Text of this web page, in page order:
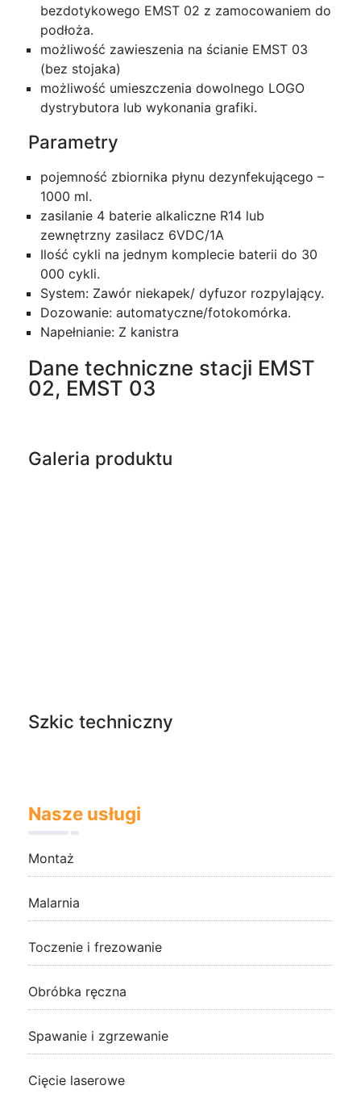
bezdotykowego EMST 02 z zamocowaniem do
podłoża.
możliwość zawieszenia na ścianie EMST 03
(bez stojaka)
możliwość umieszczenia dowolnego LOGO
dystrybutora lub wykonania grafiki.
Parametry
pojemność zbiornika płynu dezynfekującego –
1000 ml.
zasilanie 4 baterie alkaliczne R14 lub
zewnętrzny zasilacz 6VDC/1A
Ilość cykli na jednym komplecie baterii do 30
000 cykli.
System: Zawór niekapek/ dyfuzor rozpylający.
Dozowanie: automatyczne/fotokomórka.
Napełnianie: Z kanistra
Dane techniczne stacji EMST
02, EMST 03
Galeria produktu
Szkic techniczny
Nasze usługi
Montaż
Malarnia
Toczenie i frezowanie
Obróbka ręczna
Spawanie i zgrzewanie
Cięcie laserowe